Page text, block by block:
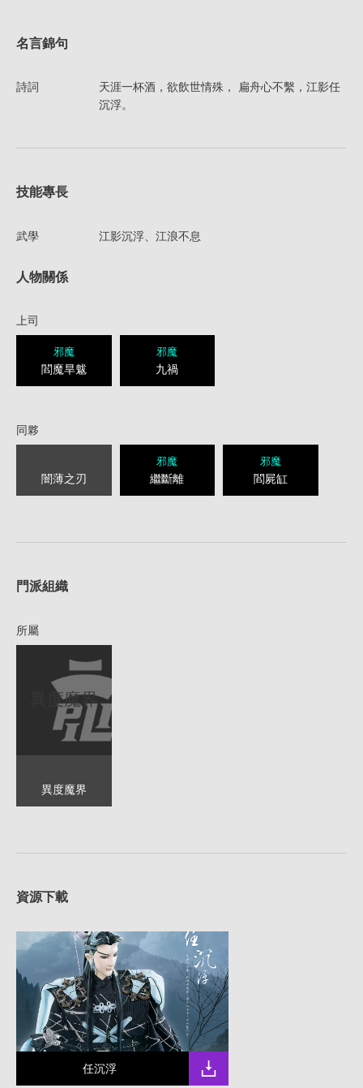
名言錦句
詩詞
天涯一杯酒，欲飲世情殊， 扁舟心不繫，江影任
沉浮。
技能專長
武學 江影沉浮、江浪不息
人物關係
上司
邪魔
閻魔旱魃
邪魔
九禍
同夥
闇薄之刃
邪魔
繼斷離
邪魔
閻屍缸
門派組織
所屬
異度魔界
異度魔界
資源下載
任沉浮